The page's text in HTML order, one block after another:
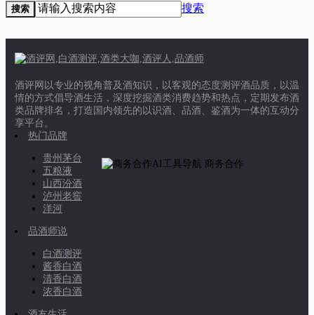
搜索 搜索
酒评网以专业的视角普及酒知识，以客观的态度测评酒品质，以温
情的方式倡导酒生活，深度挖掘酒类消费趋势和热点，定期发布酒
类品牌排名，打造国内领先的以识酒、品酒、鉴酒为一体的互动分
享平台。
热门品牌
贵州茅台
五粮液
山西汾酒
泸州老窖
洋河
品酒师说
白酒测评
酱香白酒
清香白酒
浓香白酒
商务合作